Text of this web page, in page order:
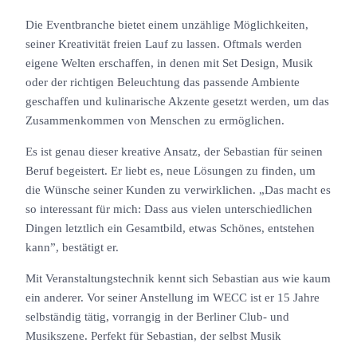
Die Eventbranche bietet einem unzählige Möglichkeiten,
seiner Kreativität freien Lauf zu lassen. Oftmals werden
eigene Welten erschaffen, in denen mit Set Design, Musik
oder der richtigen Beleuchtung das passende Ambiente
geschaffen und kulinarische Akzente gesetzt werden, um das
Zusammenkommen von Menschen zu ermöglichen.
Es ist genau dieser kreative Ansatz, der Sebastian für seinen
Beruf begeistert. Er liebt es, neue Lösungen zu finden, um
die Wünsche seiner Kunden zu verwirklichen. „Das macht es
so interessant für mich: Dass aus vielen unterschiedlichen
Dingen letztlich ein Gesamtbild, etwas Schönes, entstehen
kann”, bestätigt er.
Mit Veranstaltungstechnik kennt sich Sebastian aus wie kaum
ein anderer. Vor seiner Anstellung im WECC ist er 15 Jahre
selbständig tätig, vorrangig in der Berliner Club- und
Musikszene. Perfekt für Sebastian, der selbst Musik